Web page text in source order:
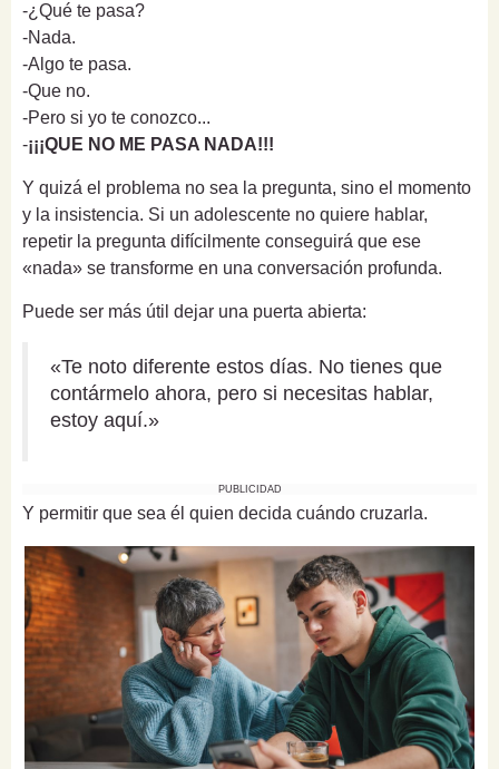
-¿Qué te pasa?
-Nada.
-Algo te pasa.
-Que no.
-Pero si yo te conozco...
-¡¡¡QUE NO ME PASA NADA!!!
Y quizá el problema no sea la pregunta, sino el momento
y la insistencia. Si un adolescente no quiere hablar,
repetir la pregunta difícilmente conseguirá que ese
«nada» se transforme en una conversación profunda.
Puede ser más útil dejar una puerta abierta:
«Te noto diferente estos días. No tienes que
contármelo ahora, pero si necesitas hablar,
estoy aquí.»
PUBLICIDAD
Y permitir que sea él quien decida cuándo cruzarla.